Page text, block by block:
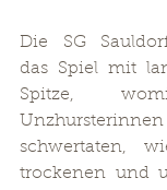
Die SG
das Spiel mit
Spitze,
schwertaten,
trockenen und